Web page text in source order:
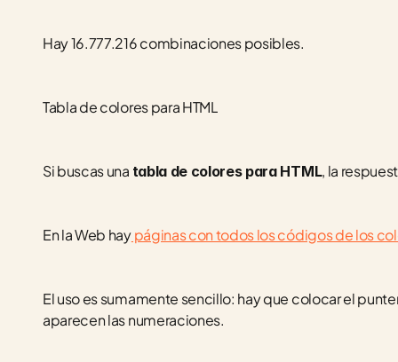
Hay 16.777.216 combinaciones posibles.
Tabla de colores para HTML
Si buscas una tabla de colores para HTML, la
En la Web hay páginas con todos los códigos de los
El uso es sumamente sencillo: hay que colocar el
aparecen las numeraciones.